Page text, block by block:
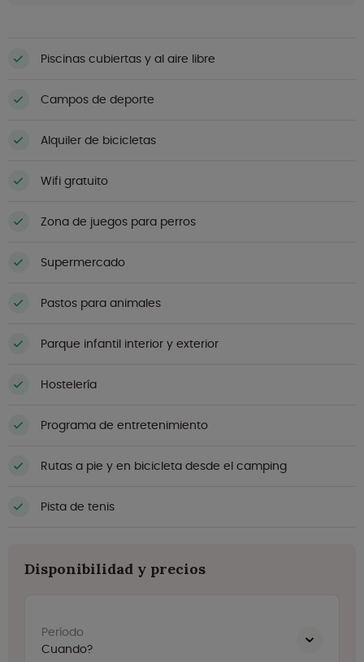
Piscinas cubiertas y al aire libre
Campos de deporte
Alquiler de bicicletas
Wifi gratuito
Zona de juegos para perros
Supermercado
Pastos para animales
Parque infantil interior y exterior
Hostelería
Programa de entretenimiento
Rutas a pie y en bicicleta desde el camping
Pista de tenis
Disponibilidad y precios
Período
Cuando?